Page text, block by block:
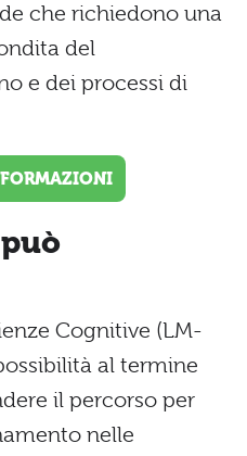
che richiedono una
del
e dei processi di
Cognitive (LM-
al termine
il percorso per
nelle